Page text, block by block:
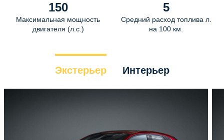
150
Максимальная мощность
двигателя (л.с.)
5
Средний расход топлива л.
на 100 км.
Экстерьер Интерьер